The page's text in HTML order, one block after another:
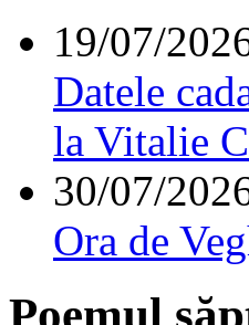
19/07/
Datele
la Vitalie
30/07/
Ora de
Poemul